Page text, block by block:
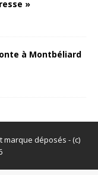
»
à Montbéliard
marque déposés - (c)